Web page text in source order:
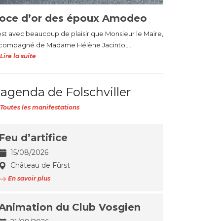
d’or des époux Amodeo
avec beaucoup de plaisir que Monsieur le Maire,
de Madame Hélène Jacinto,...
Lire la suite
de Folschviller
Toutes les manifestations
Feu d’artifice
15/08/2026
Château de Fürst
En savoir plus
du Club Vosgien